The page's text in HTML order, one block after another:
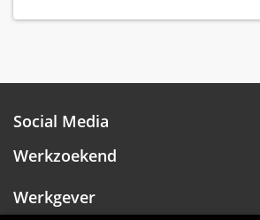
Social Media
Werkzoekend
Werkgever